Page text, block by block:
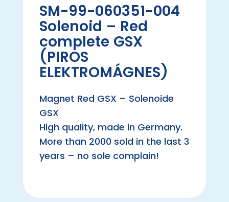
SM-99-060351-004
Solenoid – Red
complete GSX
(PIROS
ELEKTROMÁGNES)
Magnet Red GSX – Solenoide
GSX
High quality, made in Germany.
More than 2000 sold in the last 3
years – no sole complain!